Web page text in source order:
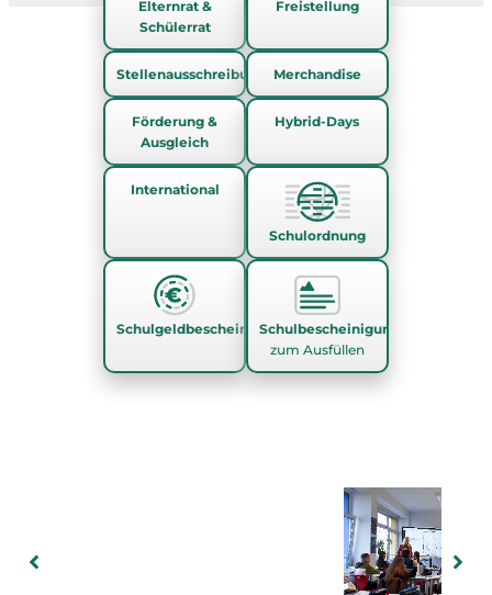
Elternrat &
Schülerrat
Freistellung
StellenausschreibungenMerchandise
Förderung &
Ausgleich
Hybrid-Days
International
Schulordnung
SchulgeldbescheinigungSchulbescheinigung
zum Ausfüllen